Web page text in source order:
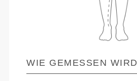
WIE GEMESSEN WIRD